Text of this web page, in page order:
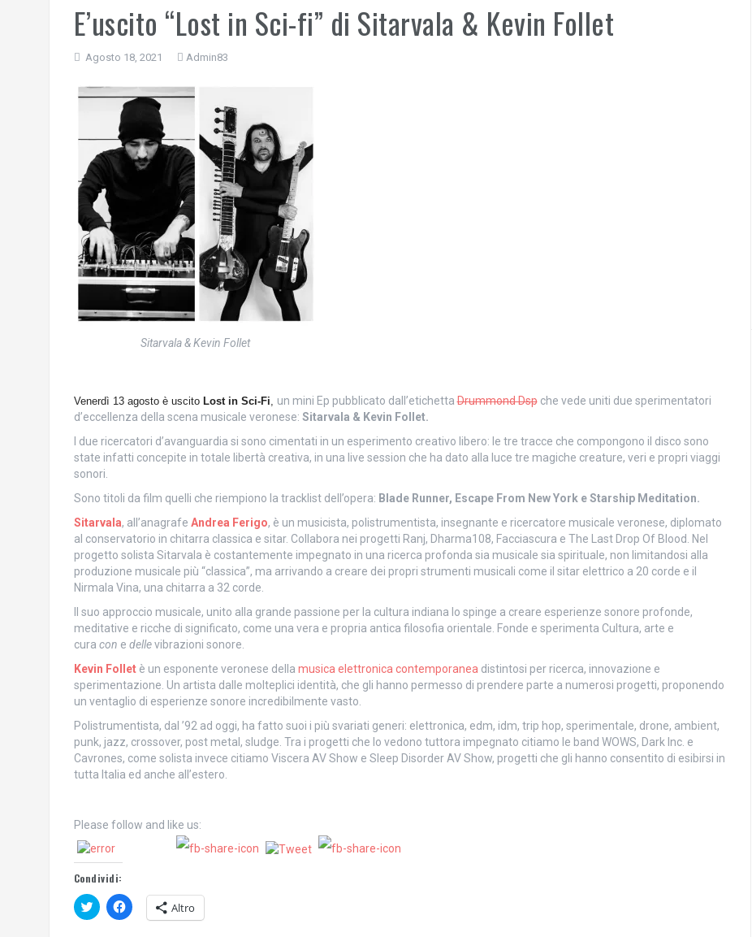
E’uscito “Lost in Sci-fi” di Sitarvala & Kevin Follet
Agosto 18, 2021 Admin83
Sitarvala & Kevin Follet
Venerdì 13 agosto è uscito Lost in Sci-Fi, un mini Ep pubblicato dall’etichettaDrummond Dspche vede uniti due sperimentatori
d’eccellenza della scena musicale veronese: Sitarvala & Kevin Follet.
I due ricercatori d’avanguardia si sono cimentati in un esperimento creativo libero: le tre tracce che compongono il disco sono
state infatti concepite in totale libertà creativa, in una live session che ha dato alla luce tre magiche creature, veri e propri viaggi
sonori.
Sono titoli da film quelli che riempiono la tracklist dell’opera: Blade Runner, Escape From New York e Starship Meditation.
Sitarvala, all’anagrafe Andrea Ferigo, è un musicista, polistrumentista, insegnante e ricercatore musicale veronese, diplomato
al conservatorio in chitarra classica e sitar. Collabora nei progetti Ranj, Dharma108, Facciascura e The Last Drop Of Blood. Nel
progetto solista Sitarvala è costantemente impegnato in una ricerca profonda sia musicale sia spirituale, non limitandosi alla
produzione musicale più “classica”, ma arrivando a creare dei propri strumenti musicali come il sitar elettrico a 20 corde e il
Nirmala Vina, una chitarra a 32 corde.
Il suo approccio musicale, unito alla grande passione per la cultura indiana lo spinge a creare esperienze sonore profonde,
meditative e ricche di significato, come una vera e propria antica filosofia orientale. Fonde e sperimenta Cultura, arte e
cura con e dellevibrazioni sonore.
Kevin Folletè un esponente veronese della musica elettronica contemporaneadistintosi per ricerca, innovazione e
sperimentazione. Un artista dalle molteplici identità, che gli hanno permesso di prendere parte a numerosi progetti, proponendo
un ventaglio di esperienze sonore incredibilmente vasto.
Polistrumentista, dal ’92 ad oggi, ha fatto suoi i più svariati generi: elettronica, edm, idm, trip hop, sperimentale, drone, ambient,
punk, jazz, crossover, post metal, sludge. Tra i progetti che lo vedono tuttora impegnato citiamo le band WOWS, Dark Inc. e
Cavrones, come solista invece citiamo Viscera AV Show e Sleep Disorder AV Show, progetti che gli hanno consentito di esibirsi in
tutta Italia ed anche all’estero.
Please follow and like us:
Condividi:
F
a
F
a Altro